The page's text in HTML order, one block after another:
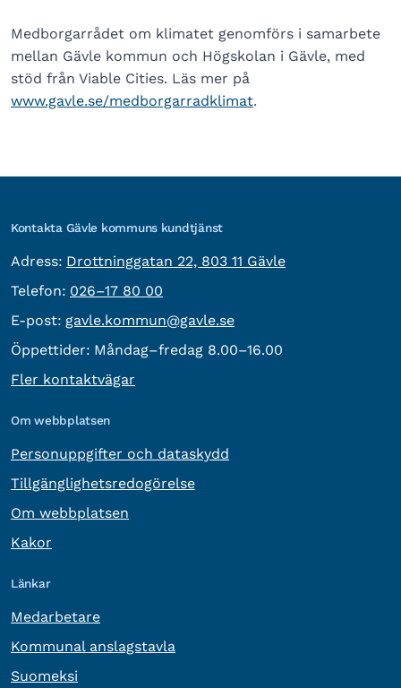
Medborgarrådet om klimatet genomförs i samarbete
mellan Gävle kommun och Högskolan i Gävle, med
stöd från Viable Cities. Läs mer på
www.gavle.se/medborgarradklimat.
Kontakta Gävle kommuns kundtjänst
Adress: besöksadress:
Drottninggatan 22, 803 11 Gävle
Telefon: Telefon:
026–17 80 00
E-post: E-post:
gavle.kommun@gavle.se
Öppettider: Måndag–fredag 8.00–16.00
Fler kontaktvägar
Om webbplatsen
Personuppgifter och dataskydd
Tillgänglighetsredogörelse
Om webbplatsen
Kakor
Länkar
Medarbetare
Kommunal anslagstavla
Suomeksi